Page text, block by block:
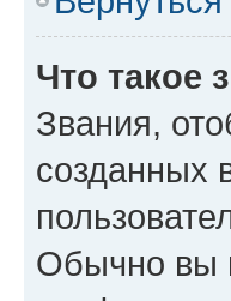
Что такое
Звания,
созданных
Обычно вы